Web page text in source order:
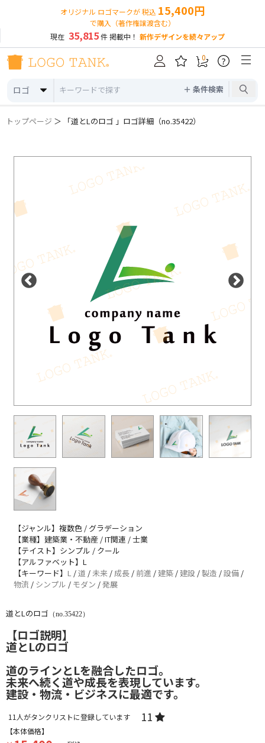
オリジナル ロゴマークが 税込 15,400円
で購入（著作権譲渡含む）
現在 35,815件 掲載中！ 新作デザインを続々アップ
ロゴ ＋ 条件検索
0 ?
トップページ ＞ 「道とLのロゴ 」ロゴ詳細（no.35422）
【ジャンル】複数色 / グラデーション
【業種】建築業・不動産 / IT関連 / 士業
【テイスト】シンプル / クール
【アルファベット】L
【キーワード】 L /道 / 未来 / 成長 / 前進 /建築 /建設 /製造 /設備 /
物流 / シンプル / モダン /発展
道とLのロゴ （no.35422）
【ロゴ説明】
道とLのロゴ
道のラインとLを融合したロゴ。
未来へ続く道や成長を表現しています。
建設・物流・ビジネスに最適です。
11 人がタンクリストに登録しています 11
【本体価格】